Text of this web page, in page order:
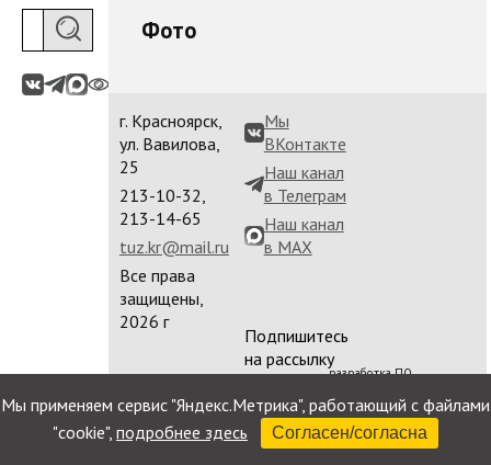
Фото
г. Красноярск,
ул. Вавилова,
25
213-10-32,
213-14-65
tuz.kr@mail.ru
Все права
защищены,
2026 г
Мы
ВКонтакте
Наш канал
в Телеграм
Наш канал
в MAX
Подпишитесь
на рассылку
разработка ПО
сайта
Мы применяем сервис "Яндекс.Метрика", работающий с файлами
"cookie", подробнее здесь Согласен/согласна